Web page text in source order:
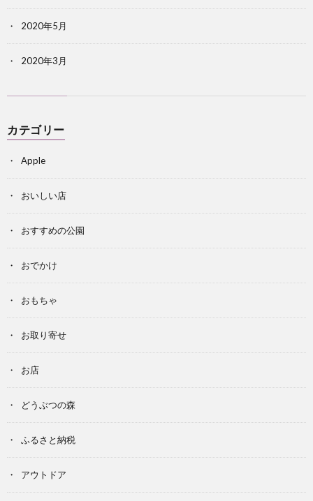
2020年5月
2020年3月
カテゴリー
Apple
おいしい店
おすすめの公園
おでかけ
おもちゃ
お取り寄せ
お店
どうぶつの森
ふるさと納税
アウトドア